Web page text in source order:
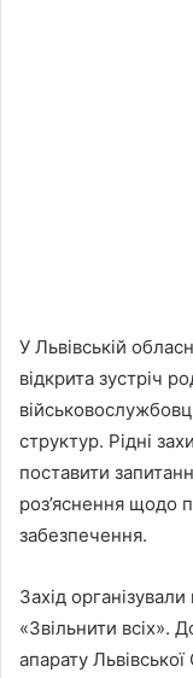
У Львівській
відкрита зустріч
структур. Рідні
поставити
роз’яснення щодо
забезпечення.
Захід
«Звільнити всіх».
апарату